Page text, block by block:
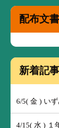
配布文書
新着記事
6/5( 金 ) い
4/15( 水 ) １